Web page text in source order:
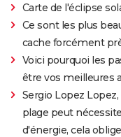
Carte de l'éclipse
Ce sont les plus
cache forcément
Voici pourquoi les
être vos meilleures
Sergio Lopez
plage peut
d'énergie, cela